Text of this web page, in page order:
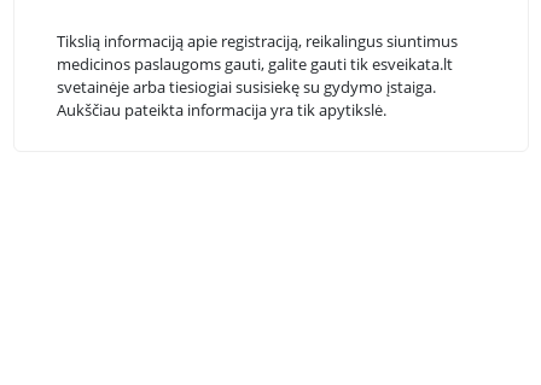
Tikslią informaciją apie registraciją, reikalingus siuntimus
medicinos paslaugoms gauti, galite gauti tik esveikata.lt
svetainėje arba tiesiogiai susisiekę su gydymo įstaiga.
Aukščiau pateikta informacija yra tik apytikslė.